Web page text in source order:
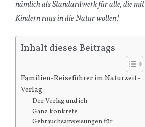
nämlich als Standardwerk für alle, die mit
Kindern raus in die Natur wollen!
Inhalt dieses Beitrags
Familien-Reiseführer im Naturzeit-
Verlag
Der Verlag und ich
Ganz konkrete
Gebrauchsanweisungen für